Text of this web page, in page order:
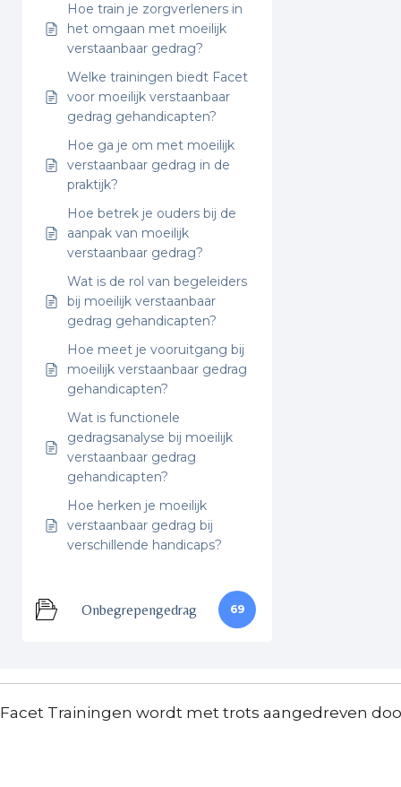
Hoe train je zorgverleners in
het omgaan met moeilijk
verstaanbaar gedrag?
Welke trainingen biedt Facet
voor moeilijk verstaanbaar
gedrag gehandicapten?
Hoe ga je om met moeilijk
verstaanbaar gedrag in de
praktijk?
Hoe betrek je ouders bij de
aanpak van moeilijk
verstaanbaar gedrag?
Wat is de rol van begeleiders
bij moeilijk verstaanbaar
gedrag gehandicapten?
Hoe meet je vooruitgang bij
moeilijk verstaanbaar gedrag
gehandicapten?
Wat is functionele
gedragsanalyse bij moeilijk
verstaanbaar gedrag
gehandicapten?
Hoe herken je moeilijk
verstaanbaar gedrag bij
verschillende handicaps?
Onbegrepengedrag 69
Facet Trainingen wordt met trots aangedreven